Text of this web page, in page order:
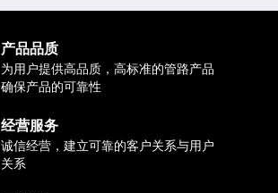
产品品质
为用户提供高品质，高标准的管路产品
确保产品的可靠性
经营服务
诚信经营，建立可靠的客户关系与用户
关系